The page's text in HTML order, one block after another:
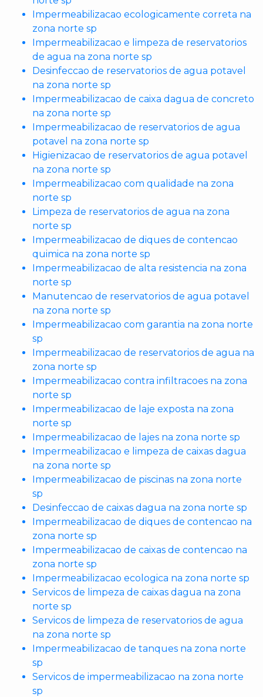
Impermeabilizacao ecologicamente correta na
zona norte sp
Impermeabilizacao e limpeza de reservatorios
de agua na zona norte sp
Desinfeccao de reservatorios de agua potavel
na zona norte sp
Impermeabilizacao de caixa dagua de concreto
na zona norte sp
Impermeabilizacao de reservatorios de agua
potavel na zona norte sp
Higienizacao de reservatorios de agua potavel
na zona norte sp
Impermeabilizacao com qualidade na zona
norte sp
Limpeza de reservatorios de agua na zona
norte sp
Impermeabilizacao de diques de contencao
quimica na zona norte sp
Impermeabilizacao de alta resistencia na zona
norte sp
Manutencao de reservatorios de agua potavel
na zona norte sp
Impermeabilizacao com garantia na zona norte
sp
Impermeabilizacao de reservatorios de agua na
zona norte sp
Impermeabilizacao contra infiltracoes na zona
norte sp
Impermeabilizacao de laje exposta na zona
norte sp
Impermeabilizacao de lajes na zona norte sp
Impermeabilizacao e limpeza de caixas dagua
na zona norte sp
Impermeabilizacao de piscinas na zona norte
sp
Desinfeccao de caixas dagua na zona norte sp
Impermeabilizacao de diques de contencao na
zona norte sp
Impermeabilizacao de caixas de contencao na
zona norte sp
Impermeabilizacao ecologica na zona norte sp
Servicos de limpeza de caixas dagua na zona
norte sp
Servicos de limpeza de reservatorios de agua
na zona norte sp
Impermeabilizacao de tanques na zona norte
sp
Servicos de impermeabilizacao na zona norte
sp